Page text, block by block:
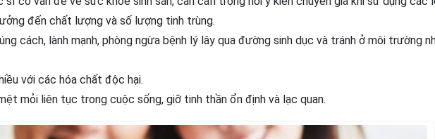
đến chất lượng và số lượng tinh trùng.
cách, lành mạnh, phòng ngừa bệnh lý lây qua đường sinh dục và tránh ở môi trường
với các hóa chất độc hại.
mỏi liên tục trong cuộc sống, giỡ tinh thần ổn định và lạc quan.